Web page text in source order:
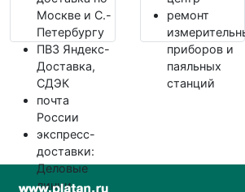
Москве и С.-
Петербургу
ПВЗ Яндекс-
Доставка,
СДЭК
почта
России
экспресс-
доставки:
Деловые
линии,
ремонт
приборов и
паяльных
станций